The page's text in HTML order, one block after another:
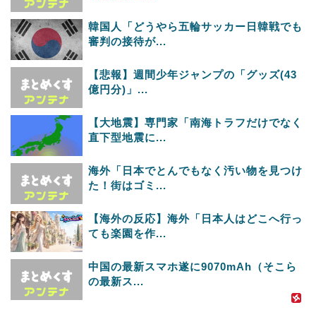
韓国人「どうやら五輪サッカー日韓戦でも
審判の接待が...
【悲報】週間少年ジャンプの「グッズ(43
億円分)」...
【大地震】専門家「南海トラフだけでなく
直下型地震に...
海外「日本でとんでもなく汚い物を見つけ
た！街はゴミ...
【海外の反応】海外「日本人はどこへ行っ
ても楽園を作...
中国の最新スマホ遂に9070mAh（そこら
の最新ス...